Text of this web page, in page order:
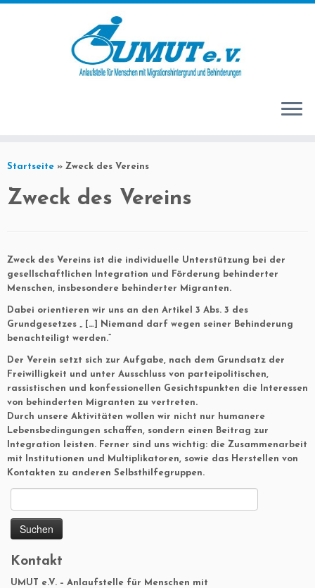
Startseite » Zweck des Vereins
Zweck des Vereins
Zweck des Vereins ist die individuelle Unterstützung bei der
gesellschaftlichen Integration und Förderung behinderter
Menschen, insbesondere behinderter Migranten.
Dabei orientieren wir uns an den Artikel 3 Abs. 3 des
Grundgesetzes „ […] Niemand darf wegen seiner Behinderung
benachteiligt werden.”
Der Verein setzt sich zur Aufgabe, nach dem Grundsatz der
Freiwilligkeit und unter Ausschluss von parteipolitischen,
rassistischen und konfessionellen Gesichtspunkten die Interessen
von behinderten Migranten zu vertreten.
Durch unsere Aktivitäten wollen wir nicht nur humanere
Lebensbedingungen schaffen, sondern einen Beitrag zur
Integration leisten. Ferner sind uns wichtig: die Zusammenarbeit
mit Institutionen und Multiplikatoren, sowie das Herstellen von
Kontakten zu anderen Selbsthilfegruppen.
nach:
Kontakt
UMUT e.V. – Anlaufstelle für Menschen mit